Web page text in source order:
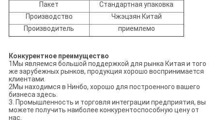
Пакет
Стандартная упаковка
Производство
Чжэцзян Китай
Производитель
приемлемо
Конкурентное преимущество
1Мы являемся большой поддержкой для рынка Китая и того
же зарубежных рынков, продукция хорошо воспринимается
клиентами.
2Мы находимся в Нинбо, хорошо для построенного вашего
бизнеса здесь.
3. Промышленность и торговля интеграции предприятия, вы
можете получить наиболее конкурентоспособную цену от
нас.